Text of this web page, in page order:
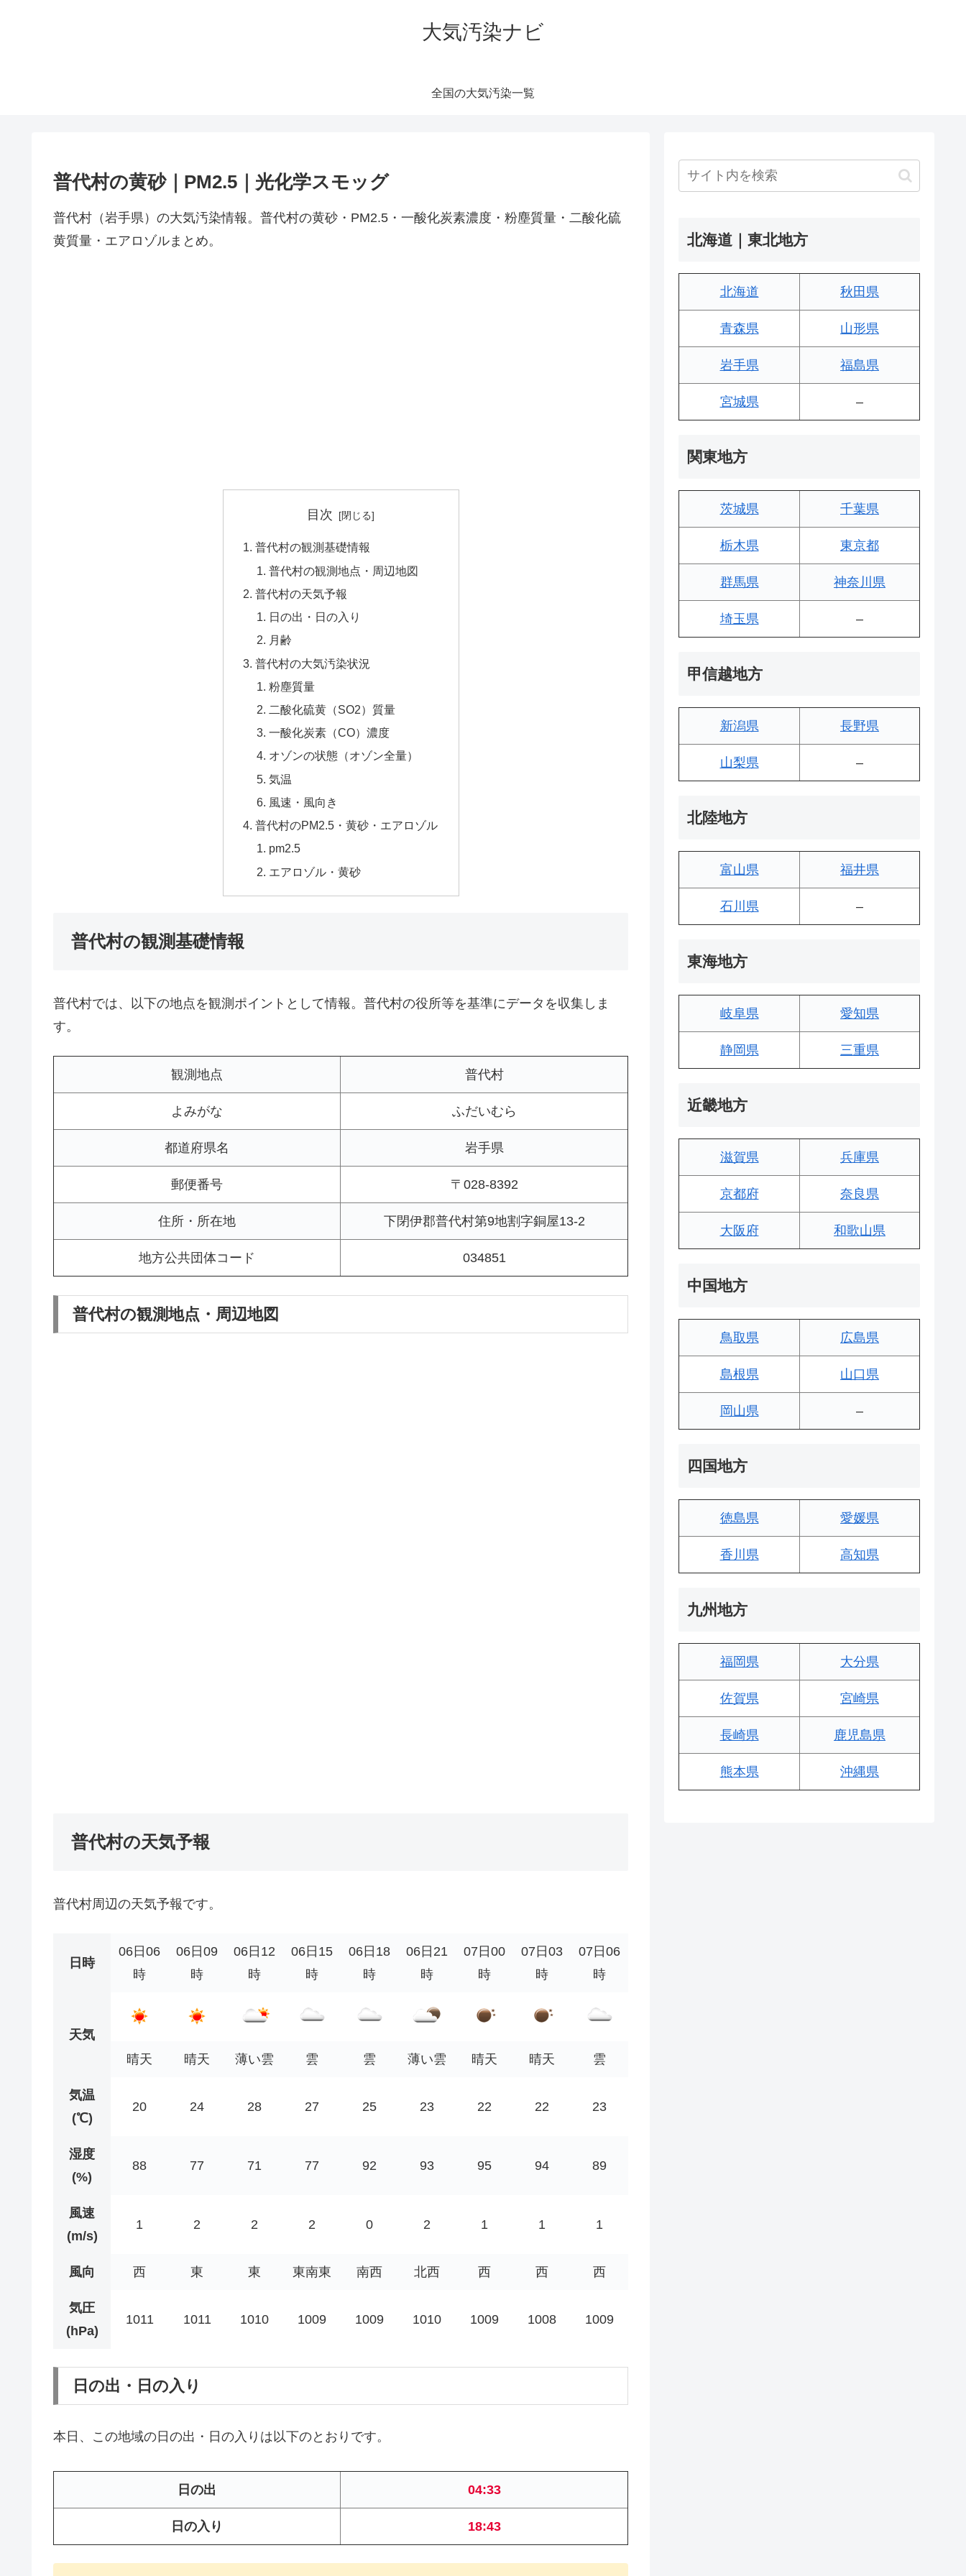
大気汚染ナビ
全国の大気汚染一覧
普代村の黄砂｜PM2.5｜光化学スモッグ
普代村（岩手県）の大気汚染情報。普代村の黄砂・PM2.5・一酸化炭素濃度・粉塵質量・二酸化硫
黄質量・エアロゾルまとめ。
目次
普代村の観測基礎情報
普代村の観測地点・周辺地図
普代村の天気予報
日の出・日の入り
月齢
普代村の大気汚染状況
粉塵質量
二酸化硫黄（SO2）質量
一酸化炭素（CO）濃度
オゾンの状態（オゾン全量）
気温
風速・風向き
普代村のPM2.5・黄砂・エアロゾル
pm2.5
エアロゾル・黄砂
普代村の観測基礎情報
普代村では、以下の地点を観測ポイントとして情報。普代村の役所等を基準にデータを収集しま
す。
観測地点 普代村
よみがな ふだいむら
都道府県名 岩手県
郵便番号 〒028-8392
住所・所在地 下閉伊郡普代村第9地割字銅屋13-2
地方公共団体コード 034851
普代村の観測地点・周辺地図
普代村の天気予報
普代村周辺の天気予報です。
日時
06日06
時
06日09
時
06日12
時
06日15
時
06日18
時
06日21
時
07日00
時
07日03
時
07日06
時
天気
晴天
晴天 薄い雲 雲 雲 薄い雲 晴天 晴天 雲
気温
(℃)
20 24 28 27 25 23 22 22 23
湿度
(%)
88 77 71 77 92 93 95 94 89
風速
(m/s)
1 2 2 2 0 2 1 1 1
風向 西 東 東 東南東 南西 北西 西 西 西
気圧
(hPa)
1011 1011 1010 1009 1009 1010 1009 1008 1009
日の出・日の入り
本日、この地域の日の出・日の入りは以下のとおりです。
日の出 04:33
日の入り 18:43
北海道｜東北地方
北海道 秋田県
青森県 山形県
岩手県 福島県
宮城県 –
関東地方
茨城県 千葉県
栃木県 東京都
群馬県 神奈川県
埼玉県 –
甲信越地方
新潟県 長野県
山梨県 –
北陸地方
富山県 福井県
石川県 –
東海地方
岐阜県 愛知県
静岡県 三重県
近畿地方
滋賀県 兵庫県
京都府 奈良県
大阪府 和歌山県
中国地方
鳥取県 広島県
島根県 山口県
岡山県 –
四国地方
徳島県 愛媛県
香川県 高知県
九州地方
福岡県 大分県
佐賀県 宮崎県
長崎県 鹿児島県
熊本県 沖縄県